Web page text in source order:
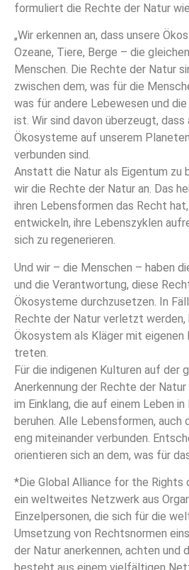
formuliert die Rechte der Natur
„Wir erkennen an, dass unsere
Ozeane, Tiere, Berge – die
Menschen. Die Rechte der Natur
zwischen dem, was für die
was für andere Lebewesen und
ist. Wir sind davon überzeugt,
Ökosysteme auf unserem
verbunden sind.
Anstatt die Natur als Eigentum zu
wir die Rechte der Natur an. Das
ihren Lebensformen das Recht
entwickeln, ihre Lebenszyklen
sich zu regenerieren.
Und wir – die Menschen – haben
und die Verantwortung, diese
Ökosysteme durchzusetzen. In
Rechte der Natur verletzt
Ökosystem als Kläger mit eigenen
treten.
Für die indigenen Kulturen auf der
Anerkennung der Rechte der
im Einklang, die auf einem Leben
beruhen. Alle Lebensformen, auch
eng miteinander verbunden.
orientieren sich an dem, was für
*Die Global Alliance for the Rights
ein weltweites Netzwerk aus
Einzelpersonen, die sich für die
Umsetzung von Rechtsnormen
der Natur anerkennen, achten und